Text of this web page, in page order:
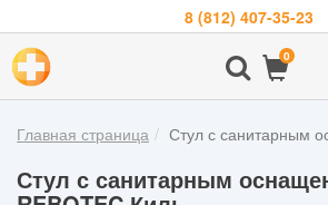
8 (812) 407-35-23
0
О
компании
Бренды
Покупателям
Главная страница Стул с санитарным
Стул с санитарным